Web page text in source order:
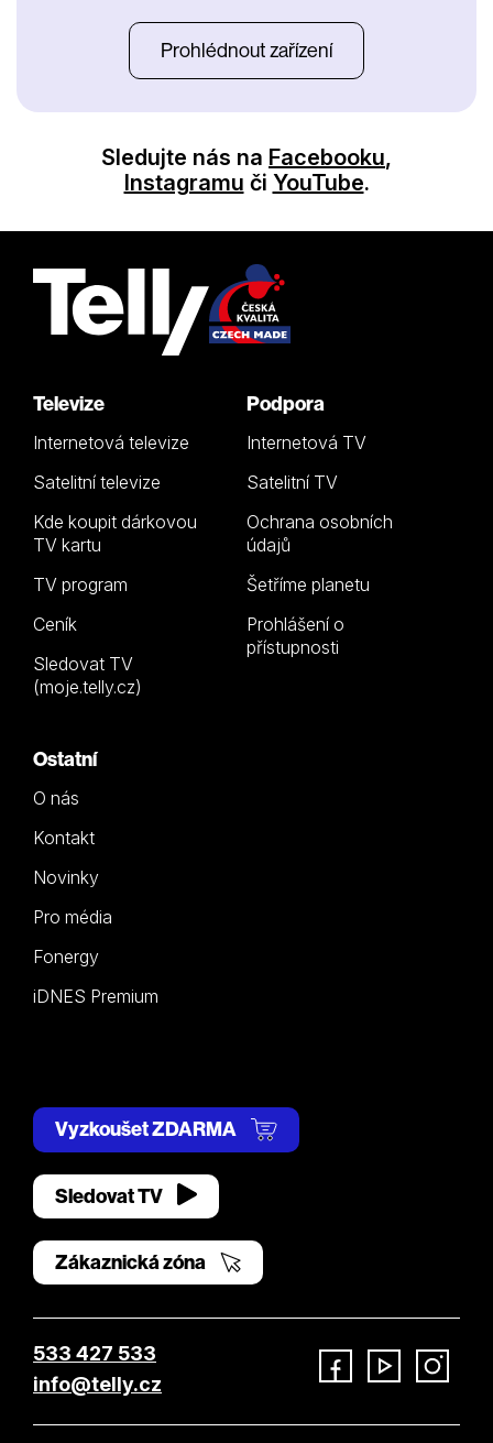
Prohlédnout zařízení
Sledujte nás na Facebooku,
Instagramu či YouTube.
Televize
Internetová televize
Satelitní televize
Kde koupit dárkovou
TV kartu
TV program
Ceník
Sledovat TV
(moje.telly.cz)
Podpora
Internetová TV
Satelitní TV
Ochrana osobních
údajů
Šetříme planetu
Prohlášení o
přístupnosti
Ostatní
O nás
Kontakt
Novinky
Pro média
Fonergy
iDNES Premium
Vyzkoušet ZDARMA
Sledovat TV
Zákaznická zóna
533 427 533
info@telly.cz